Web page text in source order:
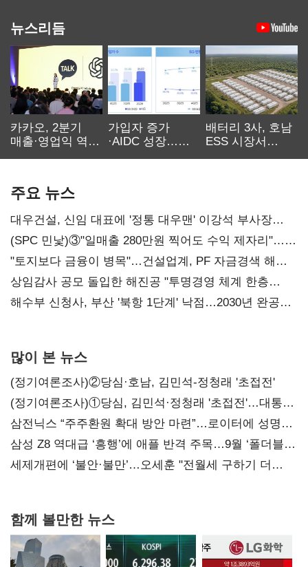
뉴스리듬
카카오, 2분기
매출·영업익 역대
가입자 증가
·AIDC 성장…
배터리 3사, 호남
ESS 시장서
주요 뉴스
대우건설, 신임 대표에 '정통 대우맨' 이강석 부사장
내정
(SPC 민낯)③"일매출 280만원 찍어도 수익 제자리"…
점주 울리는 '상시 할인'
"토지보다 금융이 병목"…건설업계, PF 자금경색 해소
목소리
상임감사 공모 돌입한 해진공 "투명경영 체계 한층
강화"
해수부 신청사, 부산 '북항 1단계' 낙점…2030년 완공
많이 본 뉴스
(정기여론조사)②당심·호남, 김민석-정청래 '초접전'
(정기여론조사)①당심, 김민석·정청래 '초접전'…대통령
지지도 '50% 아래로'(종합)
삼전닉스 “주주환원 확대 방안 마련”…로이터에 성명
보내
삼성 Z8 역대급 ‘흥행’에 애플 반격 주목…9월 ‘폴더블
대전’
세제개편에 ‘불안·불만’…오세훈 "전월세 구하기 더
함께 볼만한 뉴스